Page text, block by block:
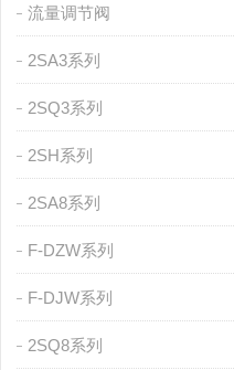
流量调节阀
2SA3系列
2SQ3系列
2SH系列
2SA8系列
F-DZW系列
F-DJW系列
2SQ8系列